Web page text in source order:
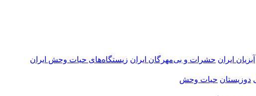
آبزیان ایران حشرات و بی‌مهرگان ایران زیستگاه‌های حیات وحش ایران
دوزیستان حیات وحش